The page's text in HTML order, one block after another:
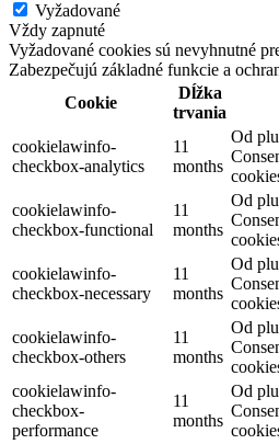
Vyžadované
Vždy zapnuté
Vyžadované cookies sú nevyhnutné
Zabezpečujú základné funkcie a
Cookie
Dĺžka
trvania
cookielawinfo-
checkbox-analytics
11
months
Od
cookielawinfo-
checkbox-functional
11
months
Od
cookielawinfo-
checkbox-necessary
11
months
Od
cookielawinfo-
checkbox-others
11
months
Od
cookielawinfo-
checkbox-
performance
11
months
Od